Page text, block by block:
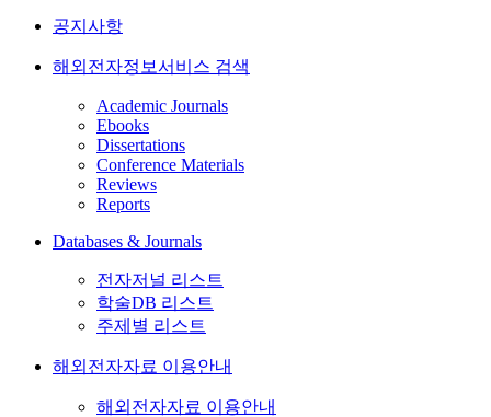
공지사항
해외전자정보서비스 검색
Academic Journals
Ebooks
Dissertations
Conference Materials
Reviews
Reports
Databases & Journals
전자저널 리스트
학술DB 리스트
주제별 리스트
해외전자자료 이용안내
해외전자자료 이용안내